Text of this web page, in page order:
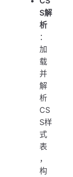
S解
析
：
加
载
并
解
析
CS
S样
式
表
，
构